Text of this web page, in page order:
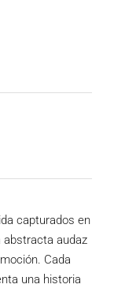
capturados en
abstracta audaz
Cada
una historia